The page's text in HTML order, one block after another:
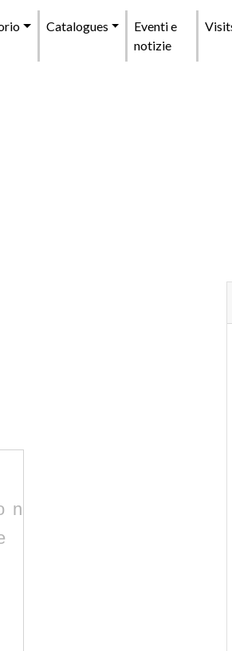
Catalogues
Eventi e
notizie